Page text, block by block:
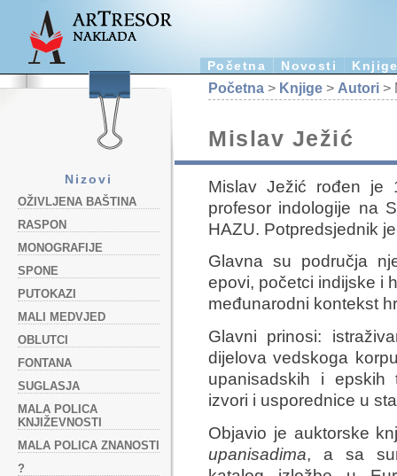
Početna Novosti
Nizovi
OŽIVLJENA BAŠTINA
RASPON
MONOGRAFIJE
SPONE
PUTOKAZI
MALI MEDVJED
OBLUTCI
FONTANA
SUGLASJA
MALA POLICA
KNJIŽEVNOSTI
MALA POLICA ZNANOSTI
?
Početna > Knjige > Autori >
Mislav Ježić
Mislav Ježić rođen je
profesor indologije na
HAZU. Potpredsjednik
Glavna su područja
epovi, početci indijske i
međunarodni kontekst
Glavni prinosi:
dijelova vedskoga
upanisadskih i epskih
izvori i usporednice u
Objavio je auktorske
upanisadima, a sa